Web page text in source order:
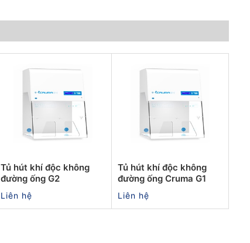
Tủ hút khí độc không
đường ống G2
Liên hệ
Tủ hút khí độc không
đường ống Cruma G1
Liên hệ